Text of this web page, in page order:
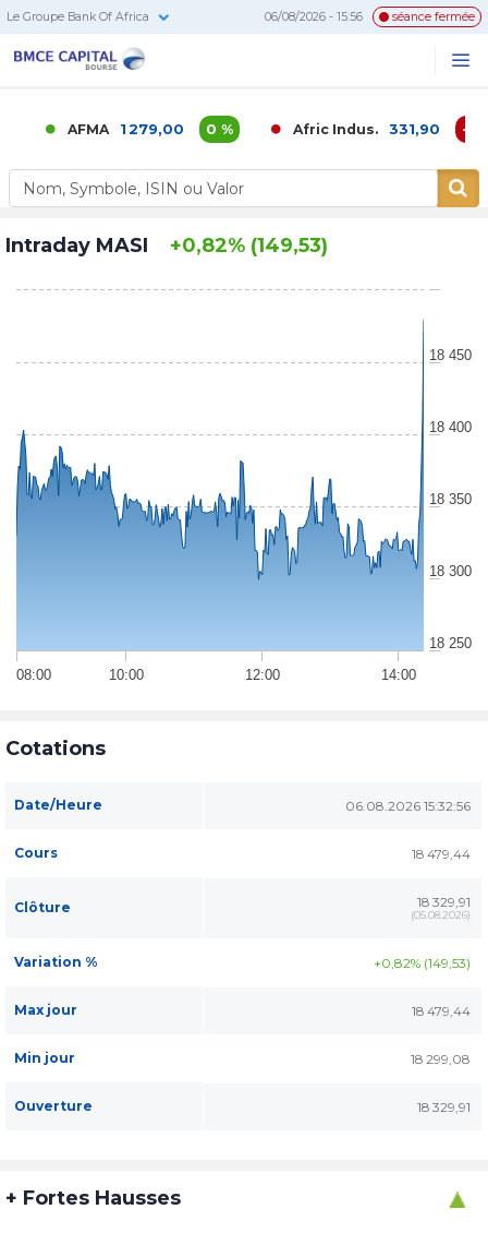
Le Groupe Bank Of Africa 06/08/2026 - 15:56 séance fermée
AFMA 1 279,00 0 % Afric Indus. 331,90 -0,02 %
Intraday MASI +0,82% (149,53)
10:00 12:00 14:00
08:00
18 250
18 300
18 350
18 400
18 450
Cotations
Date/Heure 06.08.2026 15:32:56
Cours 18 479,44
Clôture 18 329,91
(05.08.2026)
Variation % +0,82% (149,53)
Max jour 18 479,44
Min jour 18 299,08
Ouverture 18 329,91
+ Fortes Hausses